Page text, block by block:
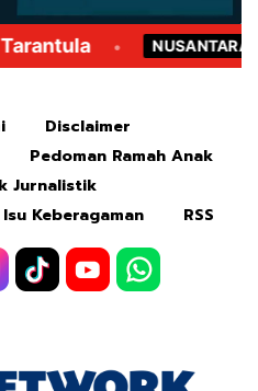
Disclaimer
Pedoman Ramah Anak
Jurnalistik
Keberagaman
RSS